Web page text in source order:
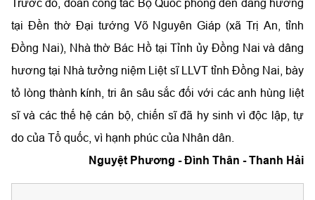
Trước đó, đoàn công tác Bộ Quốc phòng đến dâng hương
tại Đền thờ Đại tướng Võ Nguyên Giáp (xã Trị An, tỉnh
Đồng Nai), Nhà thờ Bác Hồ tại Tỉnh ủy Đồng Nai và dâng
hương tại Nhà tưởng niệm Liệt sĩ LLVT tỉnh Đồng Nai, bày
tỏ lòng thành kính, tri ân sâu sắc đối với các anh hùng liệt
sĩ và các thế hệ cán bộ, chiến sĩ đã hy sinh vì độc lập, tự
do của Tổ quốc, vì hạnh phúc của Nhân dân.
Nguyệt Phương - Đình Thân - Thanh Hải